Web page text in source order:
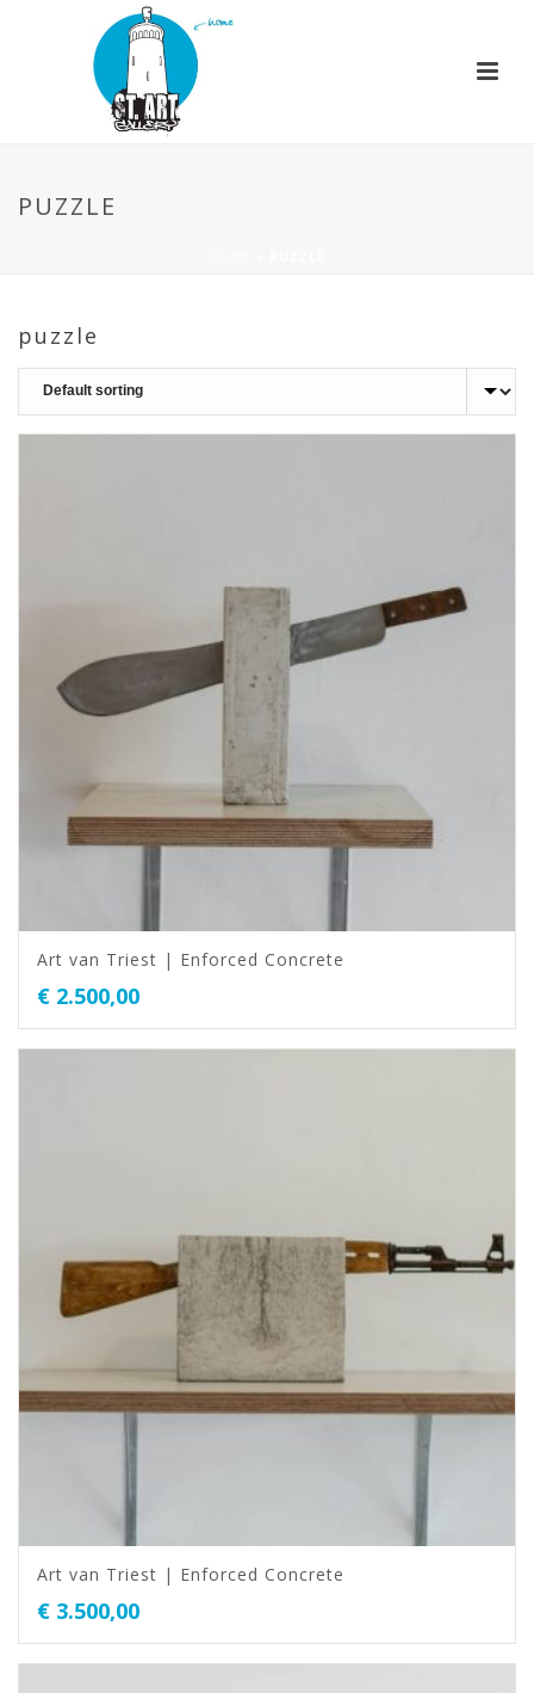
PUZZLE
puzzle
Art van Triest | Enforced Concrete
€ 2.500,00
Art van Triest | Enforced Concrete
€ 3.500,00